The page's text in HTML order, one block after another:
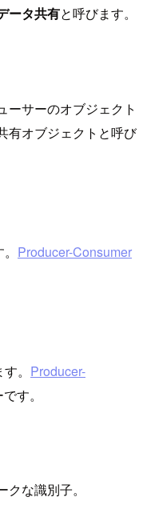
ータ共有と呼びます。
ーサーのオブジェクト
有オブジェクトと呼び
Producer-Consumer
。 Producer-
す。
な識別子。